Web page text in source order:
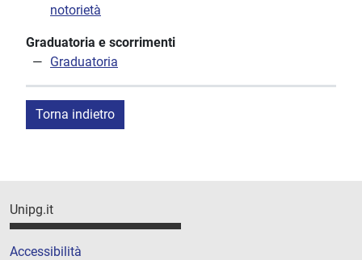
notorietà
Graduatoria e scorrimenti
Graduatoria
Torna indietro
Unipg.it
Accessibilità